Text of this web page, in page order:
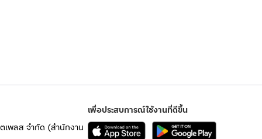
เพลส จำกัด (สำนักงาน
เพื่อประสบการณ์ใช้งานที่ดีขึ้น